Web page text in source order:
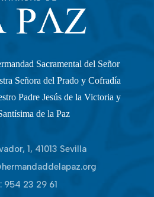
Sacramental del Señor
Señora del Prado y Cofradía
Padre Jesús de la Victoria y
de la Paz
1, 41013 Sevilla
954 23 29 61